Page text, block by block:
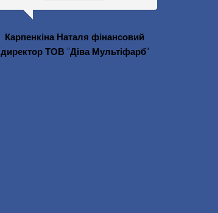
Карпенкіна Наталя фінансовий
директор ТОВ "Діва Мультіфарб"